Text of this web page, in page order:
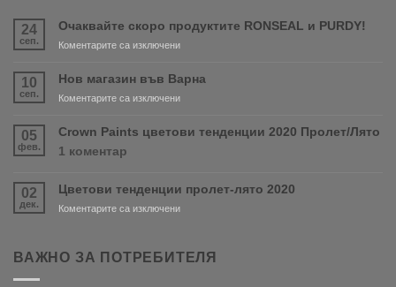
24
сеп.
Очаквайте скоро продуктите RONSEAL и PURDY!
Коментарите са изключениза
скоро
RONSEAL
PURDY!
10
сеп.
Нов магазин във Варна
Коментарите са изключениза
магазин
05
фев.
Crown Paints цветови тенденции 2020 Пролет/Лято
1 коментар
цветови
тенденции
Лято
02
дек.
Цветови тенденции пролет-лято 2020
Коментарите са изключениза
пролет-
ВАЖНО ЗА ПОТРЕБИТЕЛЯ